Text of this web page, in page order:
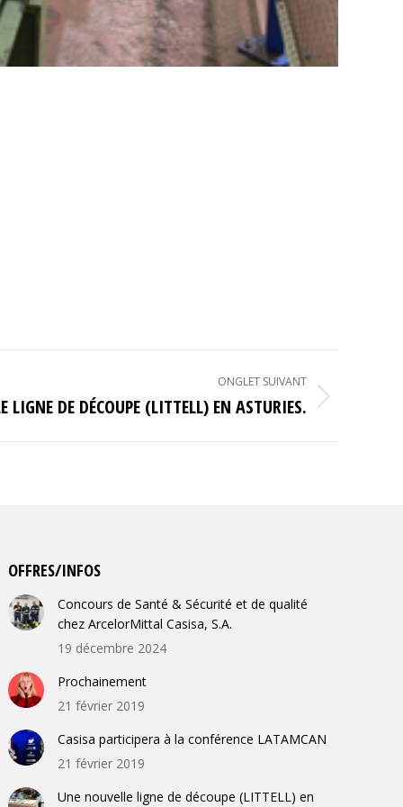
ONGLET SUIVANT
LIGNE DE DÉCOUPE (LITTELL) EN ASTURIES.
OFFRES/INFOS
Concours de Santé & Sécurité et de qualité
chez ArcelorMittal Casisa, S.A.
19 décembre 2024
Prochainement
21 février 2019
Casisa participera à la conférence LATAMCAN
21 février 2019
Une nouvelle ligne de découpe (LITTELL) en